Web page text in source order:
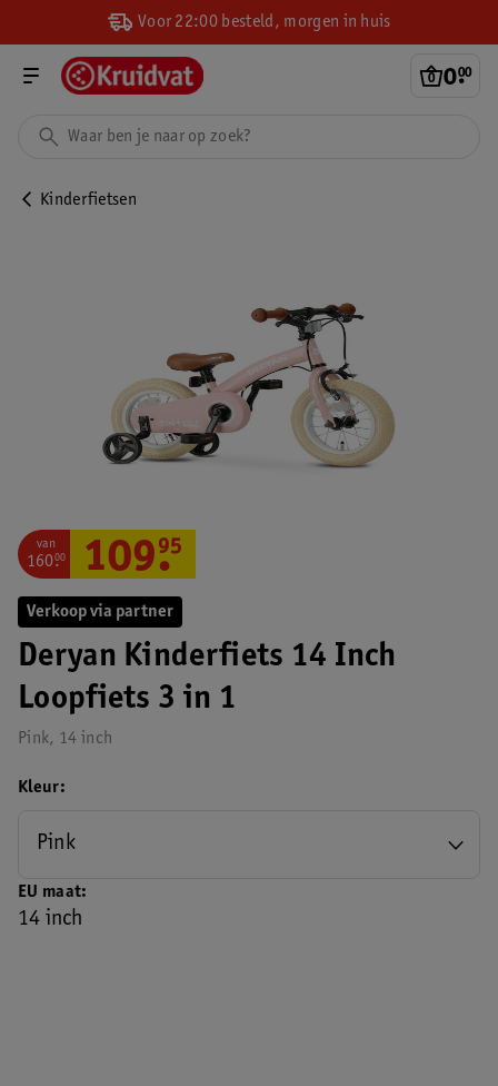
Voor 22:00 besteld, morgen in huis
0.
00
Kinderfietsen
Verkoop via partner
Deryan Kinderfiets 14 Inch
Loopfiets 3 in 1
Pink, 14 inch
van
160.
00 109.
95
EU maat
14 inch
Kleur
Pink